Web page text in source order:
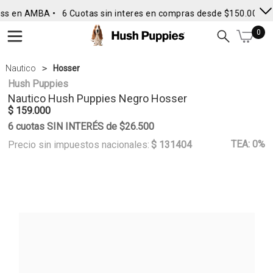
en AMBA • 6 Cuotas sin interes en compras desde $150.000 •
0
Nautico Hosser
Hush Puppies
Nautico Hush Puppies Negro Hosser
$ 159.000
6 cuotas SIN INTERÉS de $26.500
Precio sin impuestos nacionales: $ 131404 TEA: 0%